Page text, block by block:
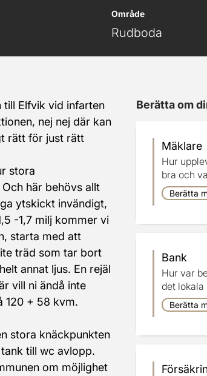
Område
Rudboda
till Elfvik vid infarten
nej nej där kan
rätt för just rätt
stora
här behövs allt
ytskickt invändigt,
-1,7 milj kommer vi
starta med att
träd som tar bort
annat ljus. En rejäl
vill ni ändå inte
120 + 58 kvm.
stora knäckpunkten
till wc avlopp.
om möjlighet
Berätta om
Mäklare
Hur
bra och
Berätta
Bank
Hur var
det lokala
Berätta